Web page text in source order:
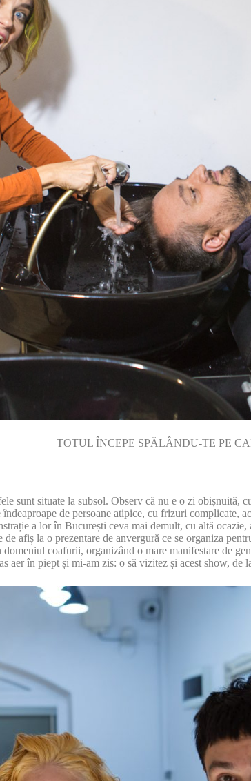
TOTUL ÎNCEPE SPĂLÂNDU-TE PE
sunt situate la subsol. Observ că nu e o zi
de persoane atipice, cu frizuri complicate,
a lor în București ceva mai demult, cu altă
afiș la o prezentare de anvergură ce se organiza
coafurii, organizând o mare manifestare de
aer în piept și mi-am zis: o să vizitez și acest show, de